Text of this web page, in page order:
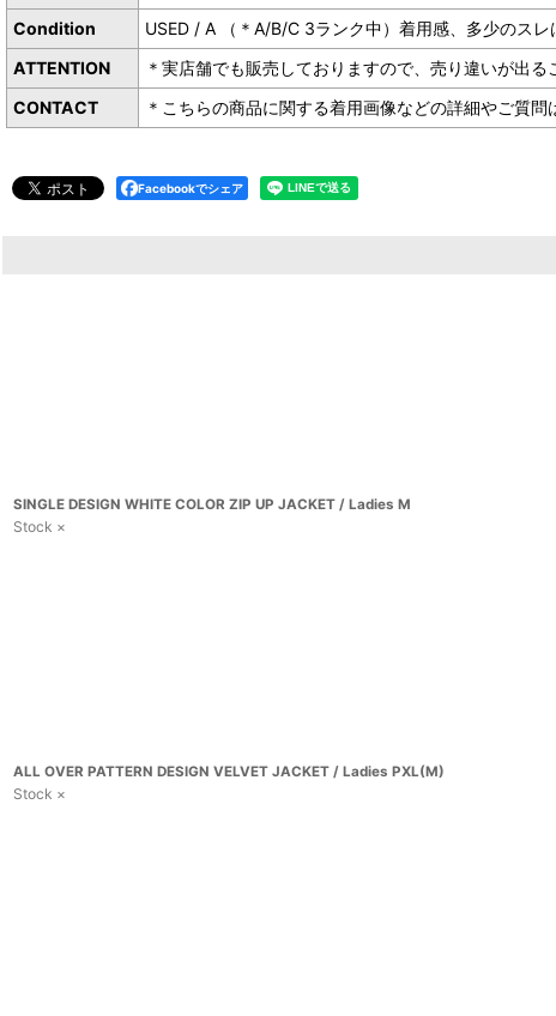
Condition
USED / A （＊A/B/C 3ランク中）着用感、多少のス
ATTENTION
＊実店舗でも販売しておりますので、売り違いが出る
CONTACT
＊こちらの商品に関する着用画像などの詳細やご質
Facebookでシェア
SINGLE DESIGN WHITE COLOR ZIP UP JACKET / Ladies M
Stock ×
ALL OVER PATTERN DESIGN VELVET JACKET / Ladies PXL(M)
Stock ×